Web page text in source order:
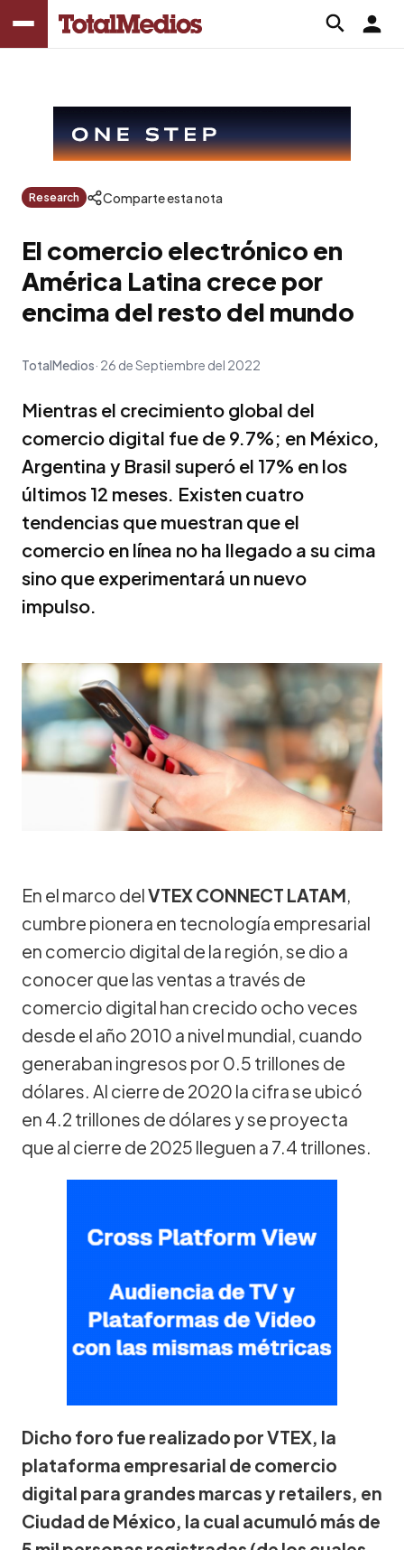
Research Comparte esta nota
El comercio electrónico en
América Latina crece por
encima del resto del mundo
TotalMedios 26 de Septiembre del 2022
Mientras el crecimiento global del
comercio digital fue de 9.7%; en México,
Argentina y Brasil superó el 17% en los
últimos 12 meses. Existen cuatro
tendencias que muestran que el
comercio en línea no ha llegado a su cima
sino que experimentará un nuevo
impulso.
En el marco delVTEX CONNECT LATAM,
cumbre pionera en tecnología empresarial
en comercio digital de la región, se dio a
conocer que las ventas a través de
comercio digital han crecido ocho veces
desde el año 2010 a nivel mundial, cuando
generaban ingresos por 0.5 trillones de
dólares. Al cierre de 2020 la cifra se ubicó
en 4.2 trillones de dólares y se proyecta
que al cierre de 2025 lleguen a 7.4 trillones.
Dicho foro fue realizado por VTEX, la
plataforma empresarial de comercio
digital para grandes marcas y retailers, en
Ciudad de México, la cual acumuló más de